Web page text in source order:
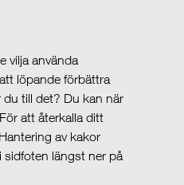
vilja använda
löpande förbättra
till det? Du kan när
att återkalla ditt
av kakor
sidfoten längst ner på